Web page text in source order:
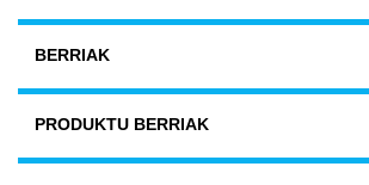
BERRIAK
PRODUKTU BERRIAK